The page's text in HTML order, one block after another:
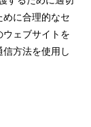
に合理的なセ
ェブサイトを
方法を使用し